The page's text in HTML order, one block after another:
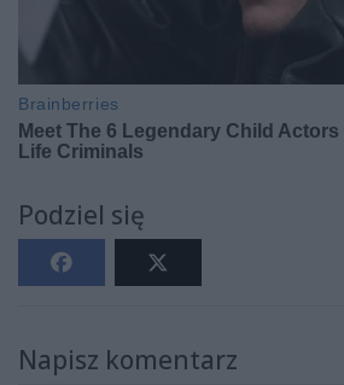
Podziel się
Napisz komentarz